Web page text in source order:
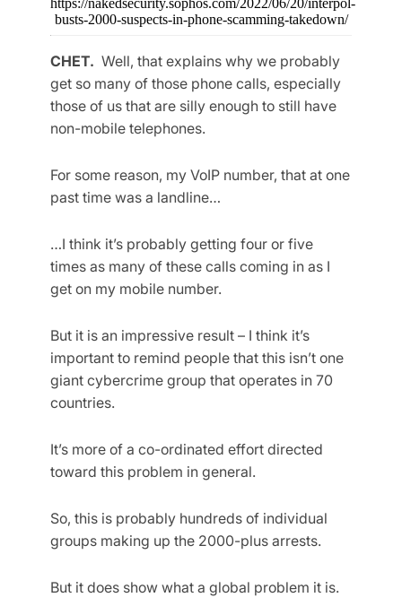
https://nakedsecurity.sophos.com/2022/06/20/interpol-
busts-2000-suspects-in-phone-scamming-takedown/
CHET. Well, that explains why we probably
get so many of those phone calls, especially
those of us that are silly enough to still have
non-mobile telephones.
For some reason, my VoIP number, that at one
past time was a landline…
…I think it’s probably getting four or five
times as many of these calls coming in as I
get on my mobile number.
But it is an impressive result – I think it’s
important to remind people that this isn’t one
giant cybercrime group that operates in 70
countries.
It’s more of a co-ordinated effort directed
toward this problem in general.
So, this is probably hundreds of individual
groups making up the 2000-plus arrests.
But it does show what a global problem it is.